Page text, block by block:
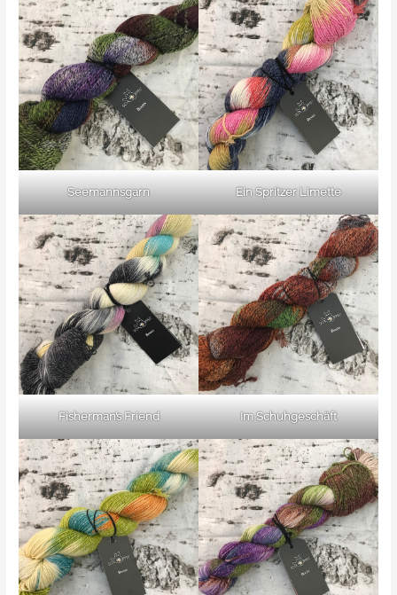
Seemannsgarn Ein Spritzer Limette
Fisherman’s Friend Im Schuhgeschäft